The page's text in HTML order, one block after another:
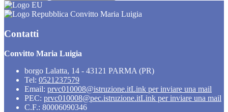
Convitto Maria Luigia
Contatti
Convitto Maria Luigia
borgo Lalatta, 14 - 43121 PARMA (PR)
Tel: 0521237579
Email: prvc010008@istruzione.itLink per inviare una mail
PEC: prvc010008@pec.istruzione.itLink per inviare una mail
C.F.: 80006090346